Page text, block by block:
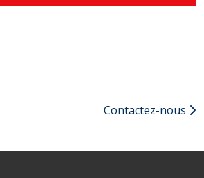
Contactez-nous